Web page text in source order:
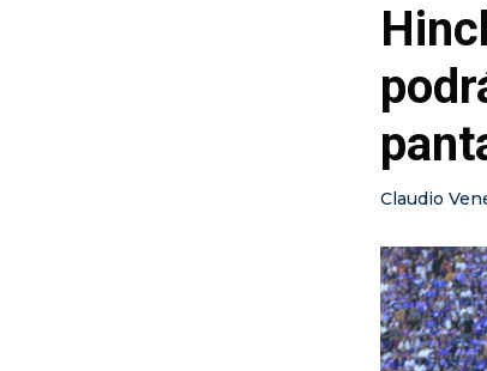
Claudio